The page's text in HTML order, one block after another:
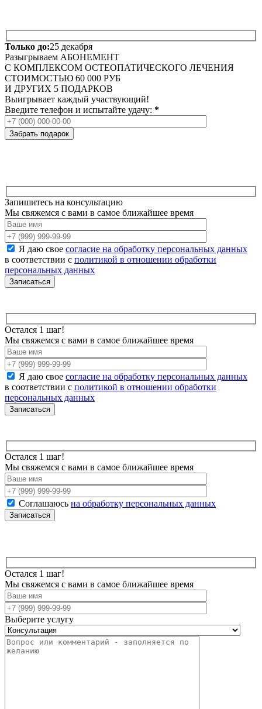
Только до:25 декабря
Разыгрываем АБОНЕМЕНТ
С КОМПЛЕКСОМ ОСТЕОПАТИЧЕСКОГО ЛЕЧЕНИЯ
СТОИМОСТЬЮ 60 000 РУБ
И ДРУГИХ 5 ПОДАРКОВ
Выигрывает каждый участвующий!
Введите телефон и испытайте удачу: *
Запишитесь на консультацию
Мы свяжемся с вами в самое ближайшее время
Я даю свое согласие на обработку персональных данных
в соответствии с политикой в отношении обработки
персональных данных
Остался 1 шаг!
Мы свяжемся с вами в самое ближайшее время
Я даю свое согласие на обработку персональных данных
в соответствии с политикой в отношении обработки
персональных данных
Остался 1 шаг!
Мы свяжемся с вами в самое ближайшее время
Соглашаюсь на обработку персональных данных
Остался 1 шаг!
Мы свяжемся с вами в самое ближайшее время
Выберите услугу